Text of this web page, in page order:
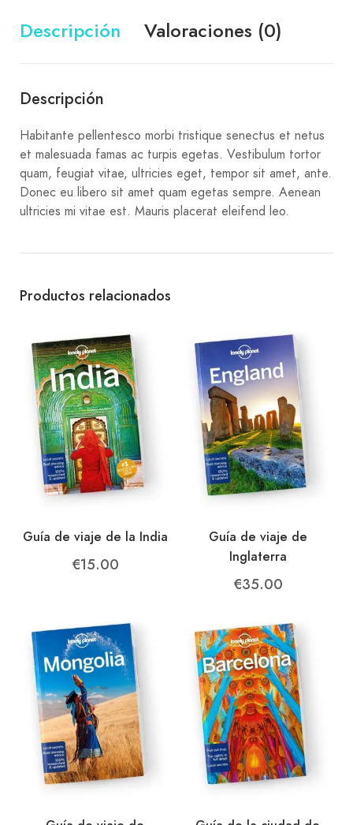
Descripción Valoraciones (0)
Descripción
Habitante pellentesco morbi tristique senectus et netus
et malesuada famas ac turpis egetas. Vestibulum tortor
quam, feugiat vitae, ultricies eget, tempor sit amet, ante.
Donec eu libero sit amet quam egetas sempre. Aenean
ultricies mi vitae est. Mauris placerat eleifend leo.
Productos relacionados
Guía de viaje de la India
€15.00
Guía de viaje de
Inglaterra
€35.00